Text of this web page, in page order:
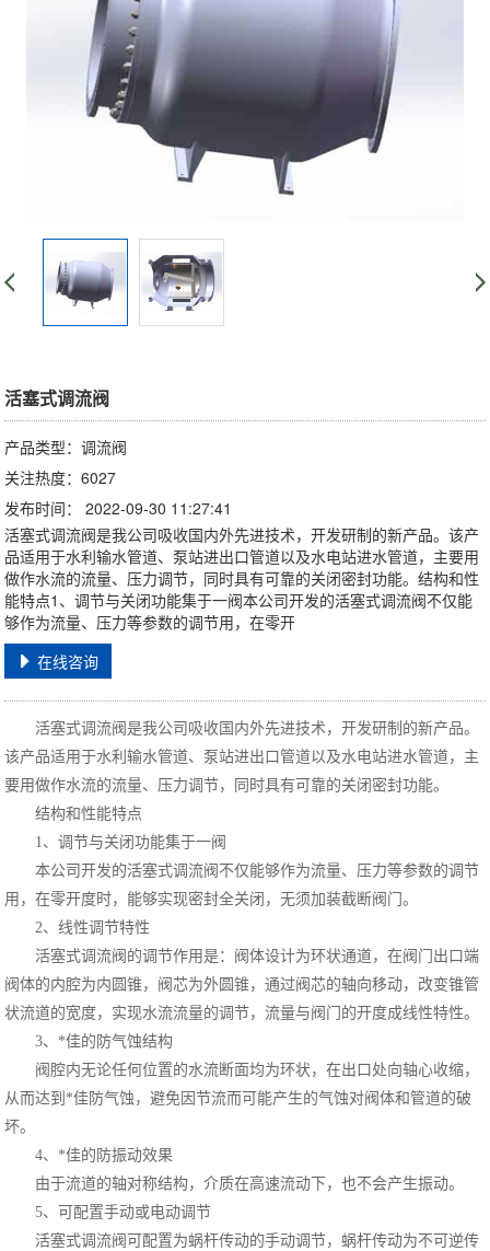
活塞式调流阀
产品类型：调流阀
关注热度：6027
发布时间： 2022-09-30 11:27:41
活塞式调流阀是我公司吸收国内外先进技术，开发研制的新产品。该产
品适用于水利输水管道、泵站进出口管道以及水电站进水管道，主要用
做作水流的流量、压力调节，同时具有可靠的关闭密封功能。结构和性
能特点1、调节与关闭功能集于一阀本公司开发的活塞式调流阀不仅能
够作为流量、压力等参数的调节用，在零开
在线咨询
活塞式调流阀是我公司吸收国内外先进技术，开发研制的新产品。
该产品适用于水利输水管道、泵站进出口管道以及水电站进水管道，主
要用做作水流的流量、压力调节，同时具有可靠的关闭密封功能。
结构和性能特点
1、调节与关闭功能集于一阀
本公司开发的活塞式调流阀不仅能够作为流量、压力等参数的调节
用，在零开度时，能够实现密封全关闭，无须加装截断阀门。
2、线性调节特性
活塞式调流阀的调节作用是：阀体设计为环状通道，在阀门出口端
阀体的内腔为内圆锥，阀芯为外圆锥，通过阀芯的轴向移动，改变锥管
状流道的宽度，实现水流流量的调节，流量与阀门的开度成线性特性。
3、*佳的防气蚀结构
阀腔内无论任何位置的水流断面均为环状，在出口处向轴心收缩，
从而达到*佳防气蚀，避免因节流而可能产生的气蚀对阀体和管道的破
坏。
4、*佳的防振动效果
由于流道的轴对称结构，介质在高速流动下，也不会产生振动。
5、可配置手动或电动调节
活塞式调流阀可配置为蜗杆传动的手动调节，蜗杆传动为不可逆传